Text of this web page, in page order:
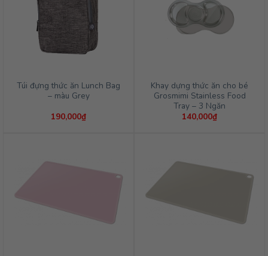
Túi đựng thức ăn Lunch Bag
– màu Grey
190,000₫
Khay dựng thức ăn cho bé
Grosmimi Stainless Food
Tray – 3 Ngăn
140,000₫